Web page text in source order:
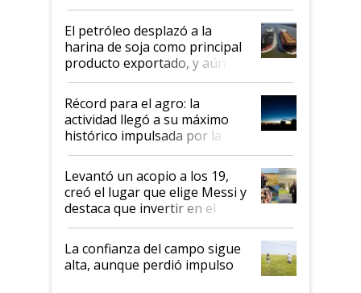
El petróleo desplazó a la
harina de soja como principal
producto exportado, y aún así
el agro aportó casi seis de cada
diez dólares y sostuvo el
liderazgo en un semestre
récord
Récord para el agro: la
actividad llegó a su máximo
histórico impulsada por la
cosecha y las exportaciones
Levantó un acopio a los 19,
creó el lugar que elige Messi y
destaca que invertir en el
kirchnerismo era como "darle
plata a un hijo para droga":
Juan Félix Rossetti, el libertario
que de una dura crisis salió
La confianza del campo sigue
alta, aunque perdió impulso